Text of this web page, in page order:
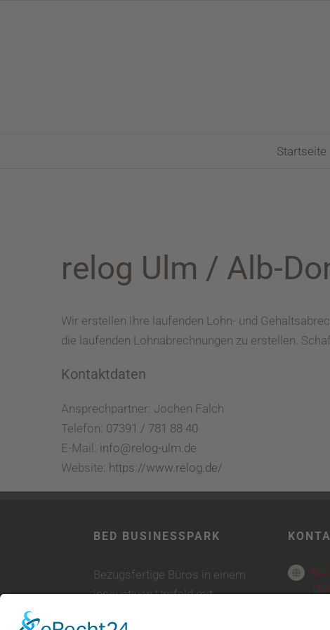
Startseite
relog Ulm / Alb-
Wir erstellen Ihre laufenden Lohn- und
die laufenden Lohnabrechnungen zu erstellen.
Kontaktdaten
Ansprechpartner: Jochen Falch
Telefon: 07391 / 781 88 40
E-Mail: info@relog-ulm.de
Website: https://www.relog.de/
BED BUSINESSPARK
Bezugsfertige Büros in einem
innovativen Umfeld mit